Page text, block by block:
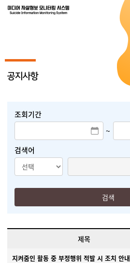
공지사항
조회기간
~
검색어
검색
제목
지켜줌인 활동 중 부정행위 적발 시 조치 안내